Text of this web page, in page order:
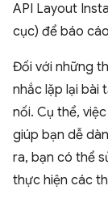
API Layout
cục) để báo
Đối với những
nhắc lặp lại bài
nối. Cụ thể,
giúp bạn dễ
ra, bạn có thể
thực hiện các